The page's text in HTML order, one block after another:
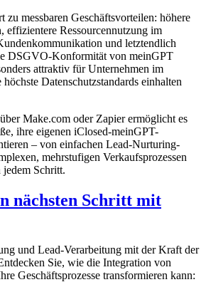
messbaren Geschäftsvorteilen: höhere
effizientere Ressourcennutzung im
und letztendlich
DSGVO-Konformität von meinGPT
attraktiv für Unternehmen im
Datenschutzstandards einhalten
Make.com oder Zapier ermöglicht es
ihre eigenen iClosed-meinGPT-
– von einfachen Lead-Nurturing-
mehrstufigen Verkaufsprozessen
Schritt.
nächsten Schritt mit
und Lead-Verarbeitung mit der Kraft der
Sie, wie die Integration von
Geschäftsprozesse transformieren kann: